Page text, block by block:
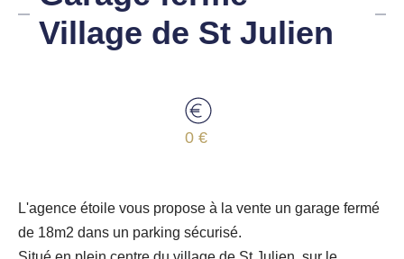
Village de St Julien
0 €
L'agence étoile vous propose à la vente un garage fermé
de 18m2 dans un parking sécurisé.